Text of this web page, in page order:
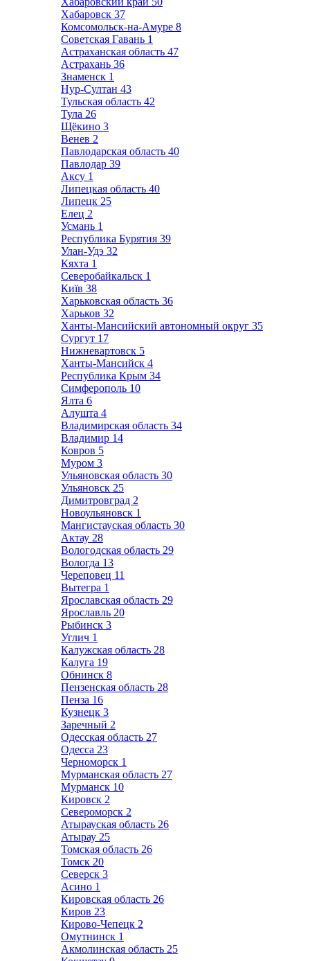
Хабаровск 37
Комсомольск-на-Амуре 8
Советская Гавань 1
Астраханская область 47
Астрахань 36
Знаменск 1
Нур-Султан 43
Тульская область 42
Тула 26
Щёкино 3
Венев 2
Павлодарская область 40
Павлодар 39
Аксу 1
Липецкая область 40
Липецк 25
Елец 2
Усмань 1
Республика Бурятия 39
Улан-Удэ 32
Кяхта 1
Северобайкальск 1
Київ 38
Харьковская область 36
Харьков 32
Ханты-Мансийский автономный округ 35
Сургут 17
Нижневартовск 5
Ханты-Мансийск 4
Республика Крым 34
Симферополь 10
Ялта 6
Алушта 4
Владимирская область 34
Владимир 14
Ковров 5
Муром 3
Ульяновская область 30
Ульяновск 25
Димитровград 2
Новоульяновск 1
Мангистауская область 30
Актау 28
Вологодская область 29
Вологда 13
Череповец 11
Вытегра 1
Ярославская область 29
Ярославль 20
Рыбинск 3
Углич 1
Калужская область 28
Калуга 19
Обнинск 8
Пензенская область 28
Пенза 16
Кузнецк 3
Заречный 2
Одесская область 27
Одесса 23
Черноморск 1
Мурманская область 27
Мурманск 10
Кировск 2
Североморск 2
Атырауская область 26
Атырау 25
Томская область 26
Томск 20
Северск 3
Асино 1
Кировская область 26
Киров 23
Кирово-Чепецк 2
Омутнинск 1
Акмолинская область 25